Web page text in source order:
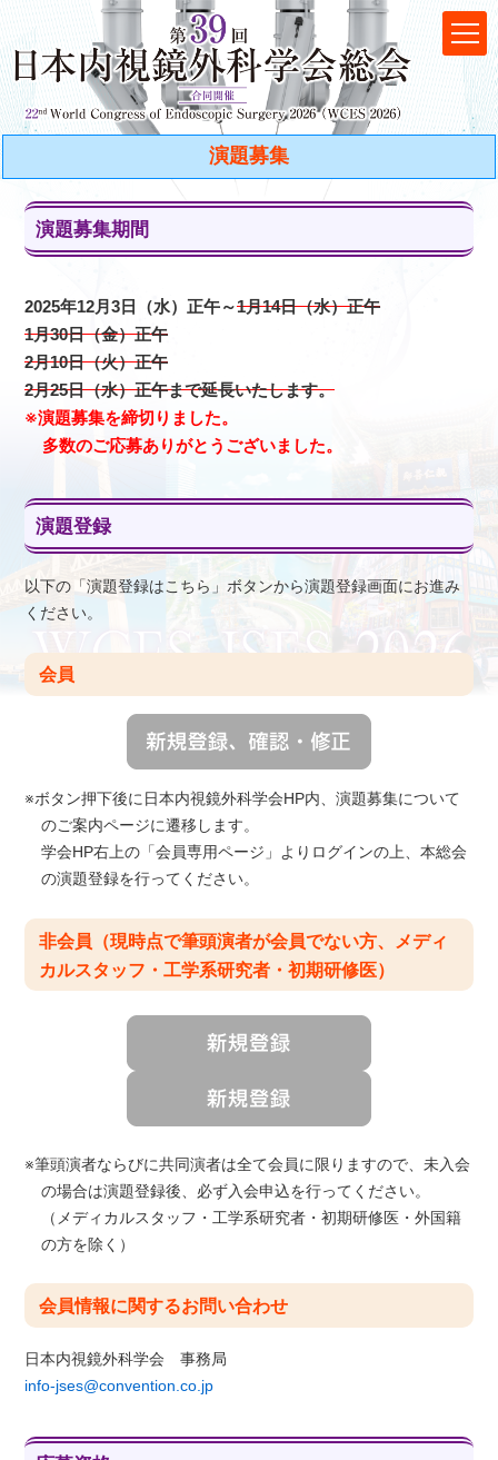
演題募集
演題募集期間
2025年12月3日（水）正午～1月14日（水）正午
1月30日（金）正午
2月10日（火）正午
2月25日（水）正午まで延長いたします。
※演題募集を締切りました。
多数のご応募ありがとうございました。
演題登録
以下の「演題登録はこちら」ボタンから演題登録画面にお進み
ください。
会員
※ボタン押下後に日本内視鏡外科学会HP内、演題募集について
のご案内ページに遷移します。
学会HP右上の「会員専用ページ」よりログインの上、本総会
の演題登録を行ってください。
非会員（現時点で筆頭演者が会員でない方、メディ
カルスタッフ・工学系研究者・初期研修医）
※筆頭演者ならびに共同演者は全て会員に限りますので、未入会
の場合は演題登録後、必ず入会申込を行ってください。
（メディカルスタッフ・工学系研究者・初期研修医・外国籍
の方を除く）
会員情報に関するお問い合わせ
日本内視鏡外科学会 事務局
info-jses@convention.co.jp